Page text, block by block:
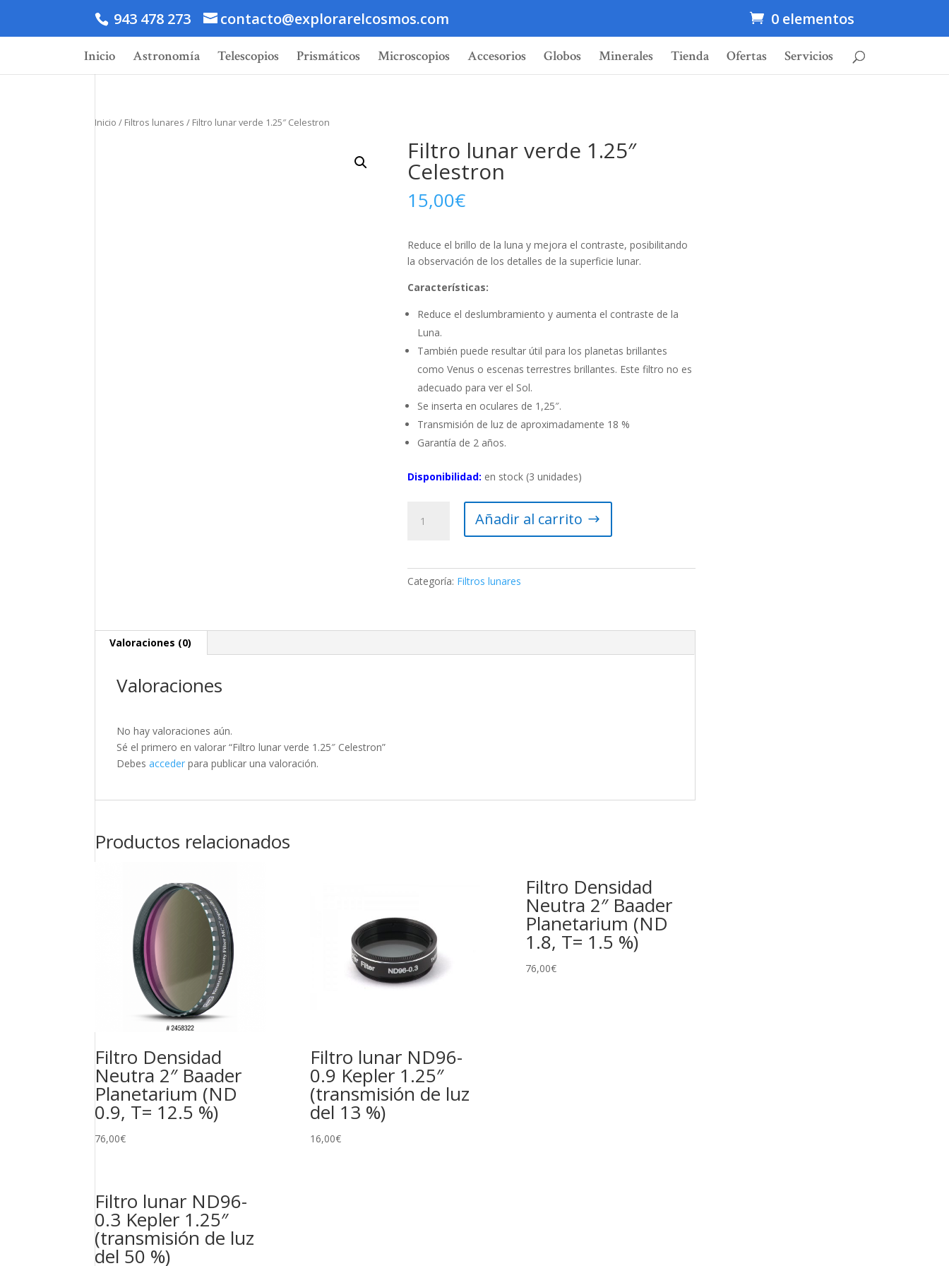
943 478 273 contacto@explorarelcosmos.com 0 elementos
Inicio Astronomía Telescopios Prismáticos Microscopios Accesorios Globos Minerales Tienda Ofertas Servicios
Inicio / Filtros lunares / Filtro lunar verde 1.25″ Celestron
Filtro lunar verde 1.25″
Celestron
15,00€
Reduce el brillo de la luna y mejora el contraste, posibilitando
la observación de los detalles de la superficie lunar.
Características:
Reduce el deslumbramiento y aumenta el contraste de la
Luna.
También puede resultar útil para los planetas brillantes
como Venus o escenas terrestres brillantes. Este filtro no es
adecuado para ver el Sol.
Se inserta en oculares de 1,25″.
Transmisión de luz de aproximadamente 18 %
Garantía de 2 años.
Disponibilidad: en stock (3 unidades)
lunar
Celestron
cantidad
Añadir al carrito
Categoría: Filtros lunares
Valoraciones (0)
Valoraciones
No hay valoraciones aún.
Sé el primero en valorar “Filtro lunar verde 1.25″ Celestron”
Debesacceder para publicar una valoración.
Productos relacionados
Filtro Densidad
Neutra 2″ Baader
Planetarium (ND
0.9, T= 12.5 %)
76,00€
Filtro lunar ND96-
0.9 Kepler 1.25″
(transmisión de luz
del 13 %)
16,00€
Filtro Densidad
Neutra 2″ Baader
Planetarium (ND
1.8, T= 1.5 %)
76,00€
Filtro lunar ND96-
0.3 Kepler 1.25″
(transmisión de luz
del 50 %)